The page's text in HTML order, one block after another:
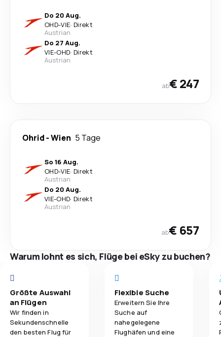
Do 20 Aug.
OHD-VIE· Direkt
Austrian
Do 27 Aug.
VIE-OHD· Direkt
Austrian
ab€ 247
Ohrid-Wien 5 Tage
So 16 Aug.
OHD-VIE· Direkt
Austrian
Do 20 Aug.
VIE-OHD· Direkt
Austrian
ab€ 657
Warum lohnt es sich, Flüge bei eSky zu buchen?
Größte Auswahl
an Flügen
Wir finden in
Sekundenschnelle
den besten Flug für
Flexible Suche
Erweitern Sie Ihre
Suche auf
nahegelegene
Flughäfen und eine